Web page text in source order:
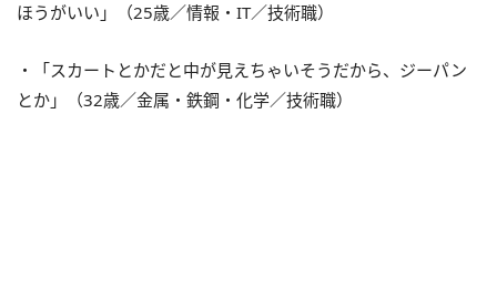
ほうがいい」（25歳／情報・IT／技術職）
・「スカートとかだと中が見えちゃいそうだから、ジーパン
とか」（32歳／金属・鉄鋼・化学／技術職）